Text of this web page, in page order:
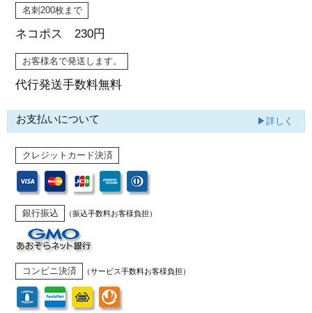
名刺200枚まで
ネコポス 230円
お客様名で発送します。
代行発送手数料無料
お支払いについて ▶詳しく
クレジットカード決済
銀行振込 （振込手数料お客様負担）
コンビニ決済 （サービス手数料お客様負担）